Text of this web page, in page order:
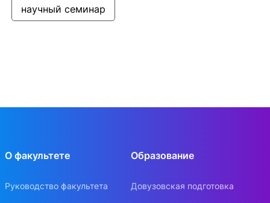
научный семинар
О факультете
Руководство факультета
Образование
Довузовская подготовка